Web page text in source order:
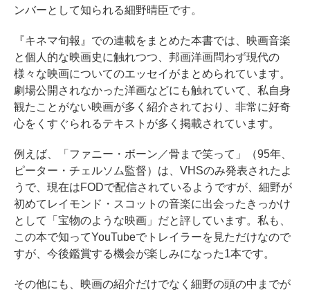
ンバーとして知られる細野晴臣です。
『キネマ旬報』での連載をまとめた本書では、映画音楽
と個人的な映画史に触れつつ、邦画洋画問わず現代の
様々な映画についてのエッセイがまとめられています。
劇場公開されなかった洋画などにも触れていて、私自身
観たことがない映画が多く紹介されており、非常に好奇
心をくすぐられるテキストが多く掲載されています。
例えば、「ファニー・ボーン／骨まで笑って」（95年、
ピーター・チェルソム監督）は、VHSのみ発表されたよ
うで、現在はFODで配信されているようですが、細野が
初めてレイモンド・スコットの音楽に出会ったきっかけ
として「宝物のような映画」だと評しています。私も、
この本で知ってYouTubeでトレイラーを見ただけなので
すが、今後鑑賞する機会が楽しみになった1本です。
その他にも、映画の紹介だけでなく細野の頭の中までが